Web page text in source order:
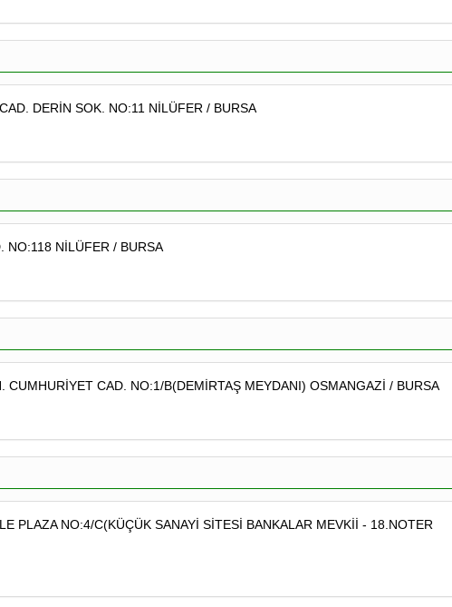
DERİN SOK. NO:11 NİLÜFER / BURSA
NO:118 NİLÜFER / BURSA
CUMHURİYET CAD. NO:1/B(DEMİRTAŞ MEYDANI) OSMANGAZİ / BURSA
PLAZA NO:4/C(KÜÇÜK SANAYİ SİTESİ BANKALAR MEVKİİ - 18.NOTER